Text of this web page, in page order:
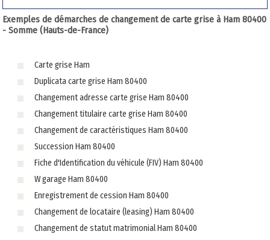
Exemples de démarches de changement de carte grise à Ham 80400
- Somme (Hauts-de-France)
Carte grise Ham
Duplicata carte grise Ham 80400
Changement adresse carte grise Ham 80400
Changement titulaire carte grise Ham 80400
Changement de caractéristiques Ham 80400
Succession Ham 80400
Fiche d'Identification du véhicule (FIV) Ham 80400
W garage Ham 80400
Enregistrement de cession Ham 80400
Changement de locataire (leasing) Ham 80400
Changement de statut matrimonial Ham 80400